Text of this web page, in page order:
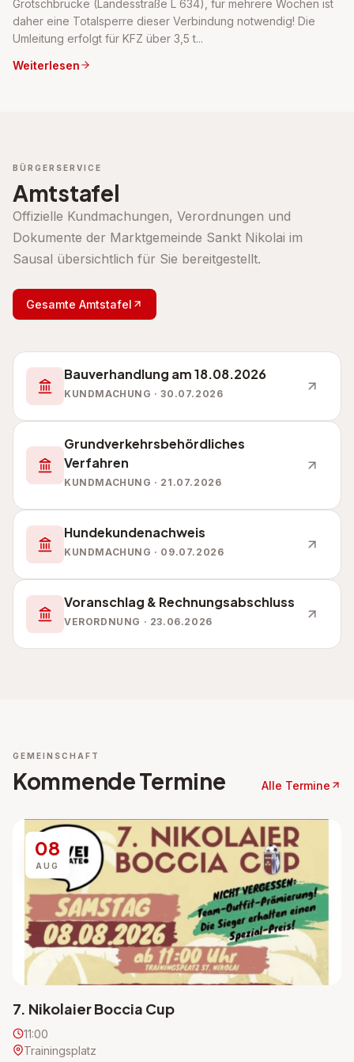
Grötschbrücke (Landesstraße L 634), für mehrere Wochen ist
daher eine Totalsperre dieser Verbindung notwendig! Die
Umleitung erfolgt für KFZ über 3,5 t...
Weiterlesen
BÜRGERSERVICE
Amtstafel
Offizielle Kundmachungen, Verordnungen und
Dokumente der Marktgemeinde Sankt Nikolai im
Sausal übersichtlich für Sie bereitgestellt.
Gesamte Amtstafel
Bauverhandlung am 18.08.2026
KUNDMACHUNG · 30.07.2026
Grundverkehrsbehördliches
Verfahren
KUNDMACHUNG · 21.07.2026
Hundekundenachweis
KUNDMACHUNG · 09.07.2026
Voranschlag & Rechnungsabschluss
VERORDNUNG · 23.06.2026
GEMEINSCHAFT
Kommende Termine Alle Termine
08
AUG
7. Nikolaier Boccia Cup
11:00
Trainingsplatz